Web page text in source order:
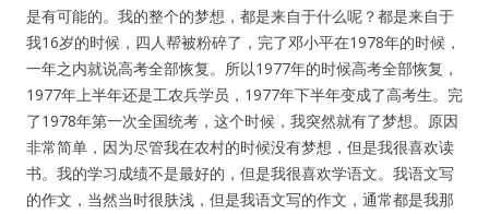
是有可能的。我的整个的梦想，都是来自于什么呢？都是来自于
我16岁的时候，四人帮被粉碎了，完了邓小平在1978年的时候，
一年之内就说高考全部恢复。所以1977年的时候高考全部恢复，
1977年上半年还是工农兵学员，1977年下半年变成了高考生。完
了1978年第一次全国统考，这个时候，我突然就有了梦想。原因
非常简单，因为尽管我在农村的时候没有梦想，但是我很喜欢读
书。我的学习成绩不是最好的，但是我很喜欢学语文。我语文写
的作文，当然当时很肤浅，但是我语文写的作文，通常都是我那